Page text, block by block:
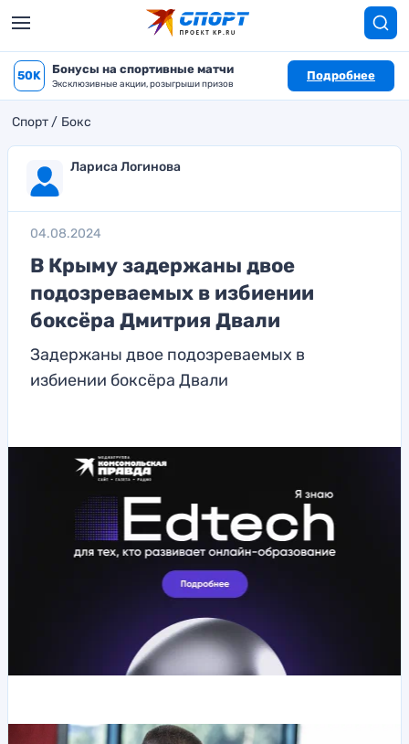
50K Бонусы на спортивные матчи
Эксклюзивные акции, розыгрыши призов
Подробнее
Спорт Бокс
Лариса Логинова
04.08.2024
В Крыму задержаны двое
подозреваемых в избиении
боксёра Дмитрия Двали
Задержаны двое подозреваемых в
избиении боксёра Двали